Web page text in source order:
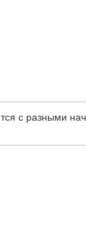
с разными